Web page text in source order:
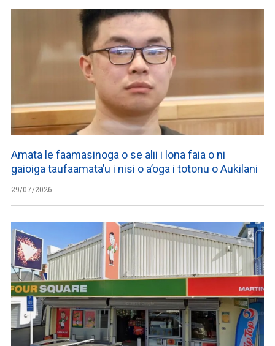
Amata le faamasinoga o se alii i lona faia o ni
gaioiga taufaamata’u i nisi o a’oga i totonu o Aukilani
29/07/2026